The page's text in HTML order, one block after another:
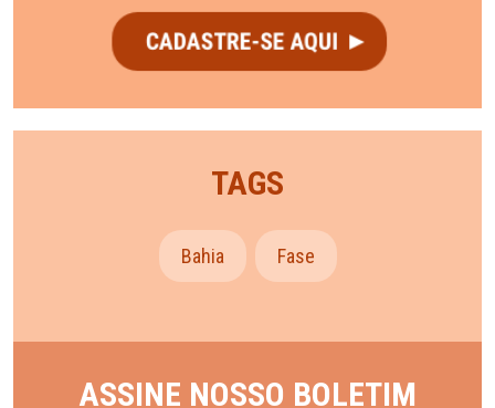
TAGS
Bahia Fase
ASSINE NOSSO BOLETIM